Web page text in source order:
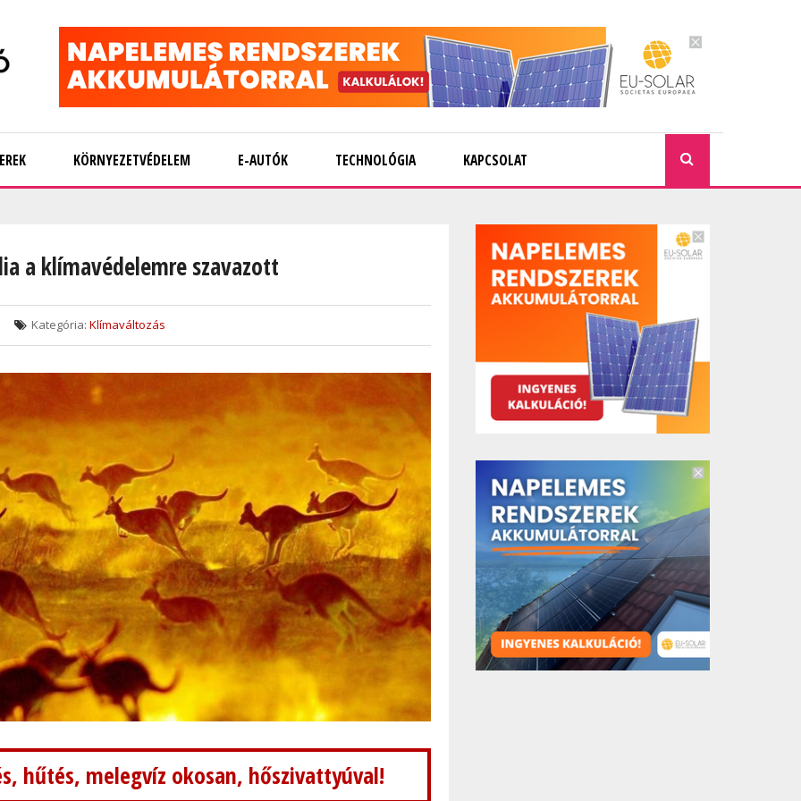
KÖRNYEZETVÉDELEM E-AUTÓK TECHNOLÓGIA KAPCSOLAT
a klímavédelemre szavazott
Kategória: Klímaváltozás
hűtés, melegvíz okosan, hőszivattyúval!